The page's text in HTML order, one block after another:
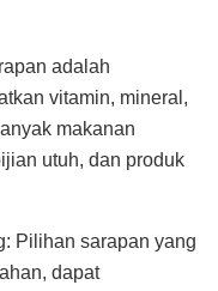
adalah
vitamin, mineral,
makanan
utuh, dan produk
Pilihan sarapan yang
dapat